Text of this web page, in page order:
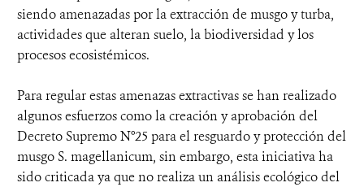
siendo amenazadas por la extracción de musgo y turba,
actividades que alteran suelo, la biodiversidad y los
procesos ecosistémicos.
Para regular estas amenazas extractivas se han realizado
algunos esfuerzos como la creación y aprobación del
Decreto Supremo N°25 para el resguardo y protección del
musgo S. magellanicum, sin embargo, esta iniciativa ha
sido criticada ya que no realiza un análisis ecológico del